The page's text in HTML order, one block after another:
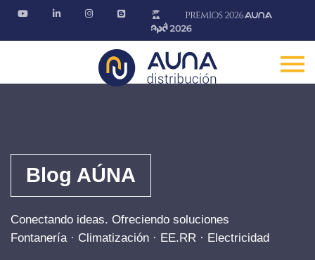
Blog AÚNA
Conectando ideas. Ofreciendo soluciones
Fontanería · Climatización · EE.RR · Electricidad